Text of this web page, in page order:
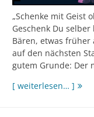
„Schenke mit Geist
Geschenk Du
Bären, etwas früher
auf den nächsten
gutem Grunde: Der
[ weiterlesen… ]